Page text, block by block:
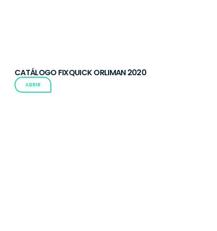
CATÁLOGO FIXQUICK ORLIMAN 2020
ABRIR